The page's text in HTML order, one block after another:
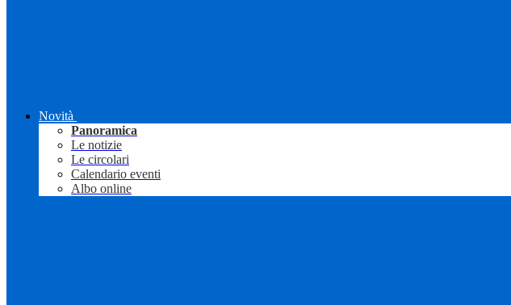
Novità
Panoramica
Le notizie
Le circolari
Calendario eventi
Albo online